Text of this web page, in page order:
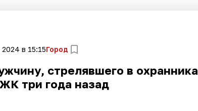
в 15:15Город
стрелявшего в охранника
три года назад